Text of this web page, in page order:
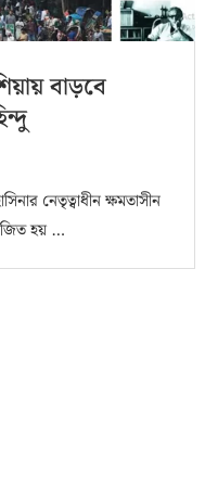
বাড়বে
নেতৃত্বাধীন ক্ষমতাসীন
হয় …